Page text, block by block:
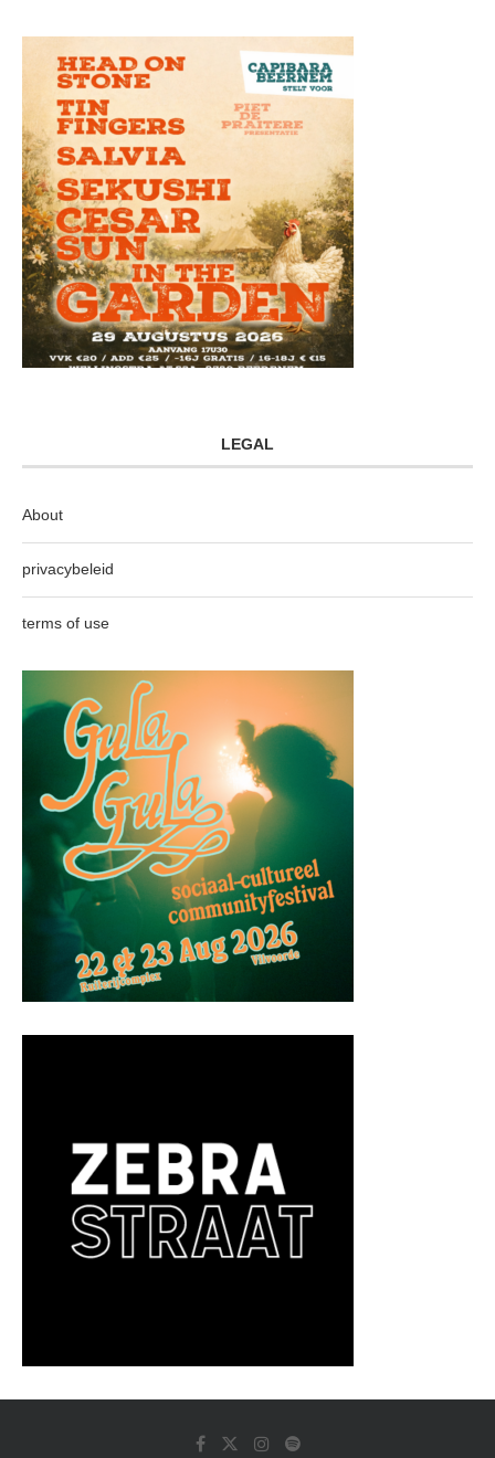
LEGAL
About
privacybeleid
terms of use